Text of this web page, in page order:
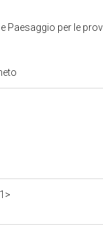
Paesaggio per le